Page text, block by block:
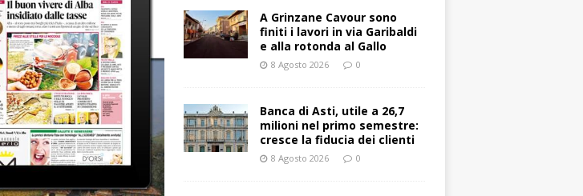
A Grinzane Cavour sono
finiti i lavori in via Garibaldi
e alla rotonda al Gallo
8 Agosto 2026 0
Banca di Asti, utile a 26,7
milioni nel primo semestre:
cresce la fiducia dei clienti
8 Agosto 2026 0